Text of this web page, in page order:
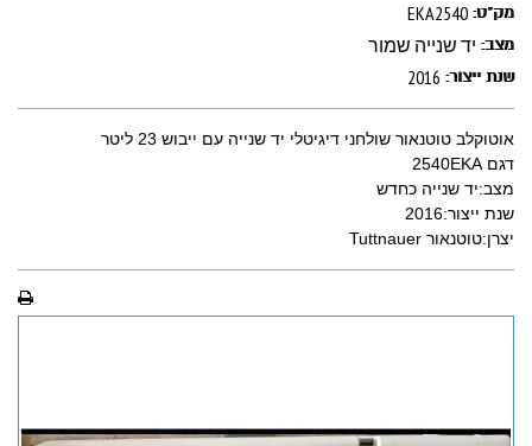
מק"ט: EKA2540
מצב: יד שנייה שמור
שנת ייצור: 2016
אוטוקלב טוטנאור שולחני דיגיטלי יד שנייה עם ייבוש 23 ליטר
דגם 2540EKA
מצב:יד שנייה כחדש
שנת ייצור:2016
יצרן:טוטנאור Tuttnauer